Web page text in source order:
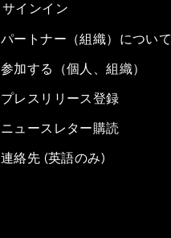
サインイン
パートナー（組織）について
参加する（個人、組織）
プレスリリース登録
ニュースレター購読
連絡先 (英語のみ)